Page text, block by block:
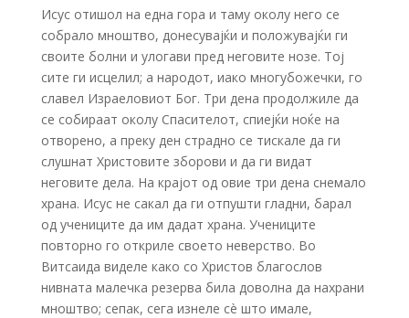
Исус отишол на една гора и таму околу него се
собрало мноштво, донесувајќи и положувајќи ги
своите болни и улогави пред неговите нозе. Тој
сите ги исцелил; а народот, иако многубожечки, го
славел Израеловиот Бог. Три дена продолжиле да
се собираат околу Спасителот, спиејќи ноќе на
отворено, а преку ден страдно се тискале да ги
слушнат Христовите зборови и да ги видат
неговите дела. На крајот од овие три дена снемало
храна. Исус не сакал да ги отпушти гладни, барал
од учениците да им дадат храна. Учениците
повторно го откриле своето неверство. Во
Витсаида виделе како со Христов благослов
нивната малечка резерва била доволна да нахрани
мноштво; сепак, сега изнеле сè што имале,